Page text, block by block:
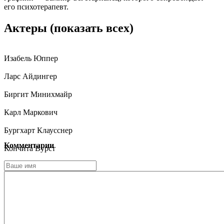
его психотерапевт.
Актеры (показать всех)
Изабель Юппер
Ларс Айдингер
Биргит Минихмайр
Карл Маркович
Бургхарт Клаусснер
Кончита Вурст
Кристина Урспрух
Комментарии